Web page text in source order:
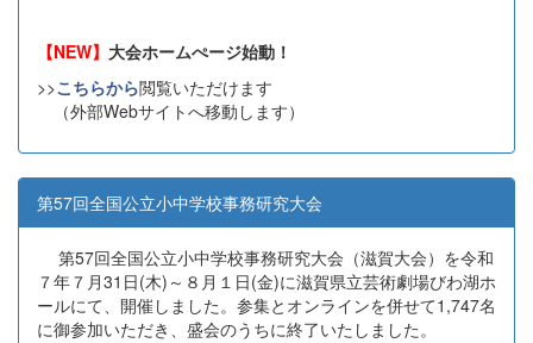
【NEW】 大会ホームぺージ始動！
>>こちらから閲覧いただけます
（外部Webサイトへ移動します）
第57回全国公立小中学校事務研究大会
第57回全国公立小中学校事務研究大会（滋賀大会）を令和
７年７月31日(木)～８月１日(金)に滋賀県立芸術劇場びわ湖ホ
ールにて、開催しました。参集とオンラインを併せて1,747名
に御参加いただき、盛会のうちに終了いたしました。